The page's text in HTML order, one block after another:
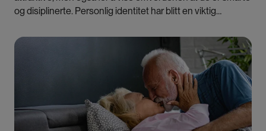
og disiplinerte. Personlig identitet har blitt en viktig